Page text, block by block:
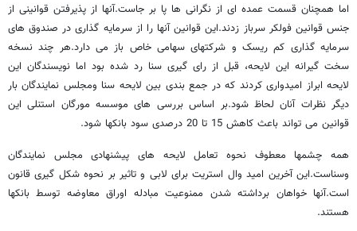
اما همچنان قسمت عمده ای از نگرانی ها پا بر جاست.آنها از پذیرفتن قوانینی از
جنس قوانین فولکر سرباز زدند.این قوانین آنها را از سرمایه گذاری در صندوق های
سرمایه گذاری کم ریسک و شرکتهای سهامی خاص باز می دارد.هر چند نسخه
سخت گیرانه این لایحه، قبل از رای گیری سنا رد شده بود اما نویسندگان این
لایحه ابراز امیدواری کردند که در جمع بندی بین لایحه سنا ومجلس نمایندگان بار
دیگر نظرات آنان لحاظ شود.بر اساس بررسی های موسسه مورگان استنلی این
قوانین می تواند باعث کاهش 15 تا 20 درصدی سود بانکها شود.
همه چشمها معطوف نحوه تعامل لایحه های پیشنهادی مجلس نمایندگان
وسناست.این آخرین امید وال استریت برای لابی و تاثیر بر نحوه شکل گیری قانون
است.آنها خواهان برداشته شدن ممنوعیت مبادله اوراق معاوضه توسط بانکها
هستند.